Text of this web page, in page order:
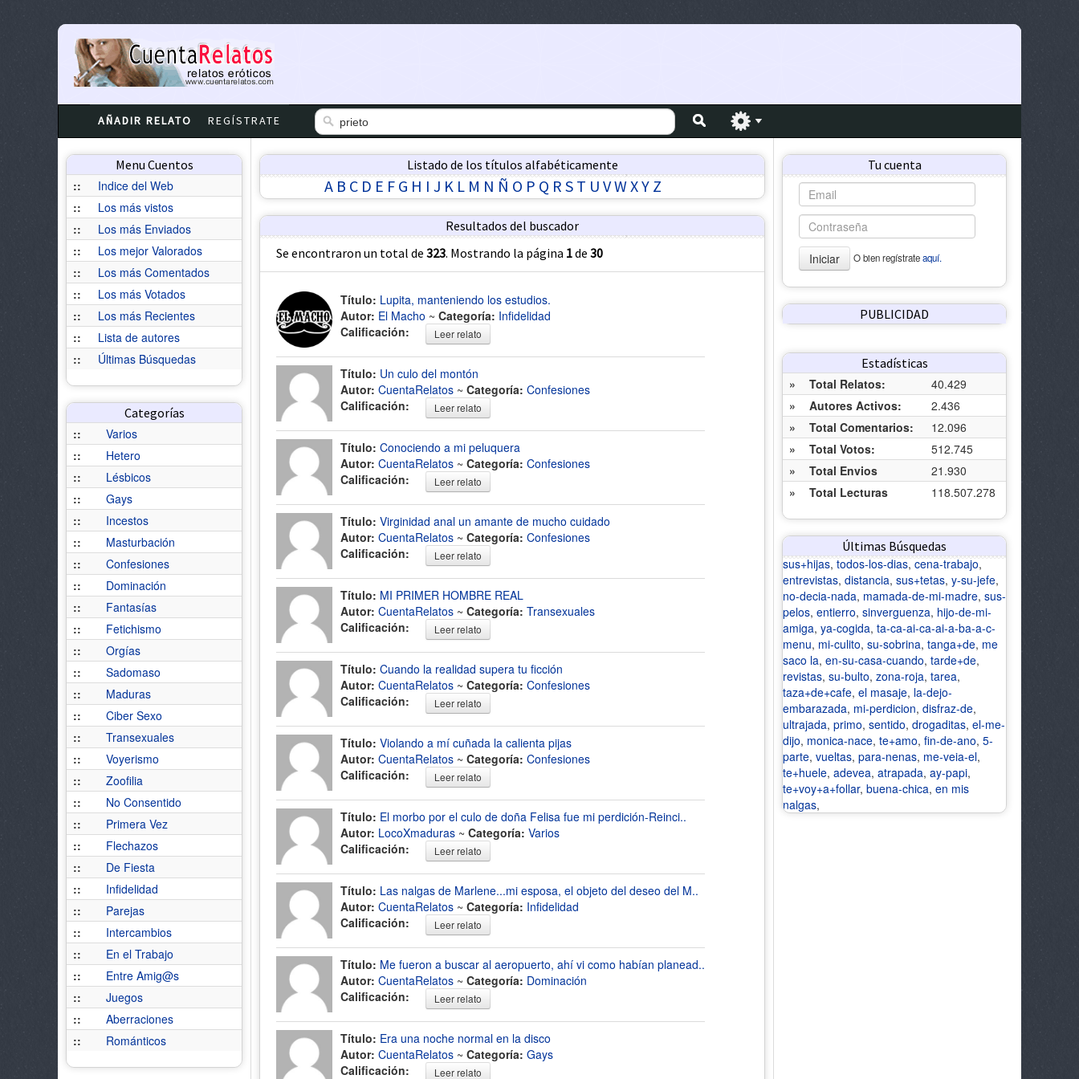
AÑADIR RELATO REGÍSTRATE
Menu Cuentos
::
Indice del Web
::
Los más vistos
::
Los más Enviados
::
Los mejor Valorados
::
Los más Comentados
::
Los más Votados
::
Los más Recientes
::
Lista de autores
::
Últimas Búsquedas
Categorías
::
Varios
::
Hetero
::
Lésbicos
::
Gays
::
Incestos
::
Masturbación
::
Confesiones
::
Dominación
::
Fantasías
::
Fetichismo
::
Orgías
::
Sadomaso
::
Maduras
::
Ciber Sexo
::
Transexuales
::
Voyerismo
::
Zoofilia
::
No Consentido
::
Primera Vez
::
Flechazos
::
De Fiesta
::
Infidelidad
::
Parejas
::
Intercambios
::
En el Trabajo
::
Entre Amig@s
::
Juegos
::
Aberraciones
::
Románticos
Listado de los títulos alfabéticamente
A B C D E F G H I J K L M N Ñ O P Q R S T U VWXY Z
Resultados del buscador
Se encontraron un total de 323. Mostrando la página 1de 30
Título: Lupita, manteniendo los estudios.
Autor: El Macho ~ Categoría: Infidelidad
Calificación:
Leer relato
Título: Un culo del montón
Autor: CuentaRelatos ~ Categoría: Confesiones
Calificación:
Leer relato
Título: Conociendo a mi peluquera
Autor: CuentaRelatos ~ Categoría: Confesiones
Calificación:
Leer relato
Título: Virginidad anal un amante de mucho cuidado
Autor: CuentaRelatos ~ Categoría: Confesiones
Calificación:
Leer relato
Título: MI PRIMER HOMBRE REAL
Autor: CuentaRelatos ~ Categoría: Transexuales
Calificación:
Leer relato
Título: Cuando la realidad supera tu ficción
Autor: CuentaRelatos ~ Categoría: Confesiones
Calificación:
Leer relato
Título: Violando a mí cuñada la calienta pijas
Autor: CuentaRelatos ~ Categoría: Confesiones
Calificación:
Leer relato
Título: El morbo por el culo de doña Felisa fue mi perdición-Reinci..
Autor: LocoXmaduras ~ Categoría: Varios
Calificación:
Leer relato
Título: Las nalgas de Marlene...mi esposa, el objeto del deseo del M..
Autor: CuentaRelatos ~ Categoría: Infidelidad
Calificación:
Leer relato
Título: Me fueron a buscar al aeropuerto, ahí vi como habían planead..
Autor: CuentaRelatos ~ Categoría: Dominación
Calificación:
Leer relato
Título: Era una noche normal en la disco
Autor: CuentaRelatos ~ Categoría: Gays
Calificación:
Leer relato
Tu cuenta
Iniciar O bien regístrateaquí.
PUBLICIDAD
Estadísticas
»
Total Relatos:
40.429
»
Autores Activos:
2.436
»
Total Comentarios:
12.096
»
Total Votos:
512.745
»
Total Envios
21.930
»
Total Lecturas 118.507.278
Últimas Búsquedas
sus+hijas, todos-los-dias, cena-trabajo,
entrevistas, distancia, sus+tetas, y-su-jefe,
no-decia-nada, mamada-de-mi-madre, sus-
pelos, entierro, sinverguenza, hijo-de-mi-
amiga, ya-cogida, ta-ca-ai-ca-ai-a-ba-a-c-
menu, mi-culito, su-sobrina, tanga+de, me
saco la, en-su-casa-cuando, tarde+de,
revistas, su-bulto, zona-roja, tarea,
taza+de+cafe, el masaje, la-dejo-
embarazada, mi-perdicion, disfraz-de,
ultrajada, primo, sentido, drogaditas, el-me-
dijo, monica-nace, te+amo, fin-de-ano, 5-
parte, vueltas, para-nenas, me-veia-el,
te+huele, adevea, atrapada, ay-papi,
te+voy+a+follar, buena-chica, en mis
nalgas,